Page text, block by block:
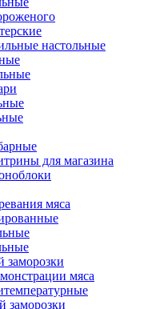
настольные
для магазина
мяса
мяса
заморозки